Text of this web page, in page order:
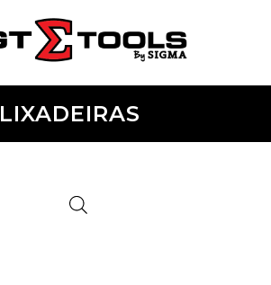
LIXADEIRAS